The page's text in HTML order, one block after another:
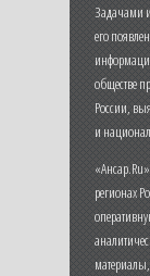
Задачами
его
обществе
России,
и
регионах